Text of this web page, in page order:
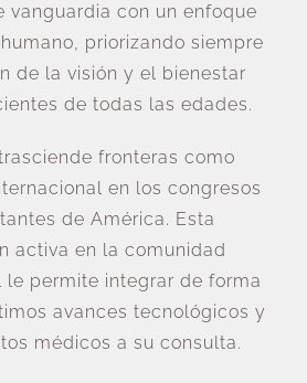
vanguardia con un enfoque
priorizando siempre
de la visión y el bienestar
de todas las edades.
fronteras como
en los congresos
de América. Esta
activa en la comunidad
permite integrar de forma
avances tecnológicos y
médicos a su consulta.